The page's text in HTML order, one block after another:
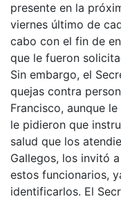
presente en la
viernes último de
cabo con el fin de
que le fueron
Sin embargo, el
quejas contra
Francisco, aunque
le pidieron que
salud que los
Gallegos, los invitó
estos funcionarios,
identificarlos. El